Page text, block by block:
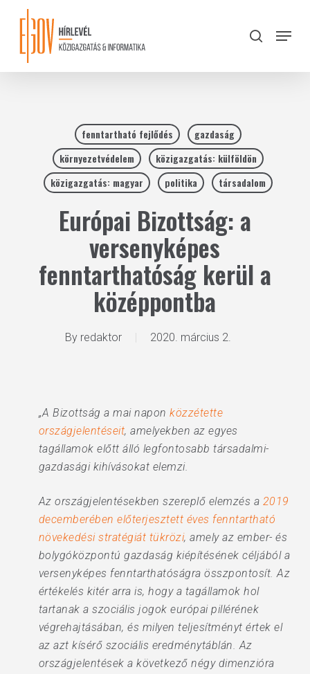
content
search
Menu
fenntartható fejlődés
gazdaság
környezetvédelem
közigazgatás: külföldön
közigazgatás: magyar
politika társadalom
Európai Bizottság: a
versenyképes
fenntarthatóság kerül a
középpontba
By redaktor 2020. március 2.
„A Bizottság a mai naponközzétette
országjelentéseit, amelyekben az egyes
tagállamok előtt álló legfontosabb társadalmi-
gazdasági kihívásokat elemzi.
Az országjelentésekben szereplő elemzés a 2019
decemberében előterjesztett éves fenntartható
növekedési stratégiát tükrözi, amely az ember- és
bolygóközpontú gazdaság kiépítésének céljából a
versenyképes fenntarthatóságra összpontosít. Az
értékelés kitér arra is, hogy a tagállamok hol
tartanak a szociális jogok európai pillérének
végrehajtásában, és milyen teljesítményt értek el
az azt kísérő szociális eredménytáblán. Az
országjelentések a következő négy dimenzióra
Close